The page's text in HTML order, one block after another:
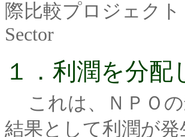
際比較プロジェクト
Sector
１．利潤を分配
これは、ＮＰＯ
結果として利潤が